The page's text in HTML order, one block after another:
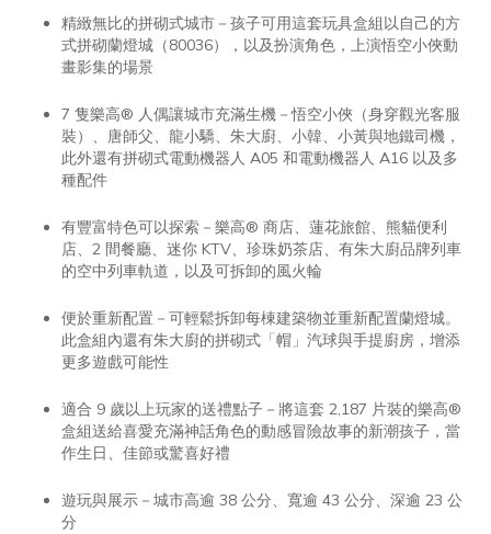
精緻無比的拼砌式城市－孩子可用這套玩具盒組以自己的方
式拼砌蘭燈城（80036），以及扮演角色，上演悟空小俠動
畫影集的場景
7 隻樂高® 人偶讓城市充滿生機－悟空小俠（身穿觀光客服
裝）、唐師父、龍小驕、朱大廚、小韓、小黃與地鐵司機，
此外還有拼砌式電動機器人 A05 和電動機器人 A16 以及多
種配件
有豐富特色可以探索－樂高® 商店、蓮花旅館、熊貓便利
店、2 間餐廳、迷你 KTV、珍珠奶茶店、有朱大廚品牌列車
的空中列車軌道，以及可拆卸的風火輪
便於重新配置－可輕鬆拆卸每棟建築物並重新配置蘭燈城。
此盒組內還有朱大廚的拼砌式「帽」汽球與手提廚房，增添
更多遊戲可能性
適合 9 歲以上玩家的送禮點子－將這套 2,187 片裝的樂高®
盒組送給喜愛充滿神話角色的動感冒險故事的新潮孩子，當
作生日、佳節或驚喜好禮
遊玩與展示－城市高逾 38 公分、寬逾 43 公分、深逾 23 公
分